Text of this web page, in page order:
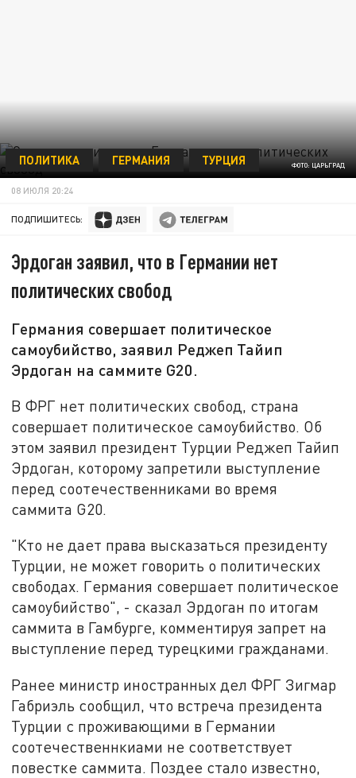
ФОТО: ЦАРЬГРАД
ПОЛИТИКА ГЕРМАНИЯ ТУРЦИЯ
08 ИЮЛЯ 20:24
ПОДПИШИТЕСЬ:
Эрдоган заявил, что в Германии нет
политических свобод
Германия совершает политическое
самоубийство, заявил Реджеп Тайип
Эрдоган на саммите G20.
В ФРГ нет политических свобод, страна
совершает политическое самоубийство. Об
этом заявил президент Турции Реджеп Тайип
Эрдоган, которому запретили выступление
перед соотечественниками во время
саммита G20.
"Кто не дает права высказаться президенту
Турции, не может говорить о политических
свободах. Германия совершает политическое
самоубийство", - сказал Эрдоган по итогам
саммита в Гамбурге, комментируя запрет на
выступление перед турецкими гражданами.
Ранее министр иностранных дел ФРГ Зигмар
Габриэль сообщил, что встреча президента
Турции с проживающими в Германии
соотечественнкиами не соответствует
повестке саммита. Поздее стало известно,